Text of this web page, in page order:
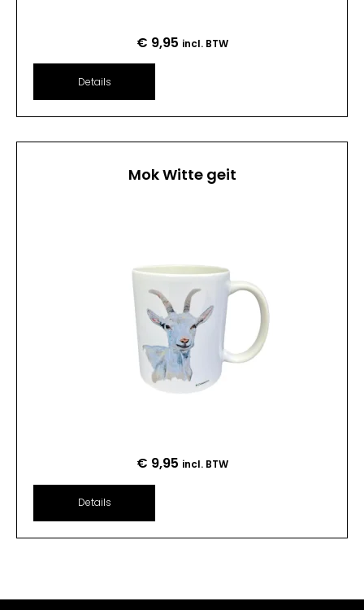
€ 9,95 incl. BTW
Details
Mok Witte geit
€ 9,95 incl. BTW
Details